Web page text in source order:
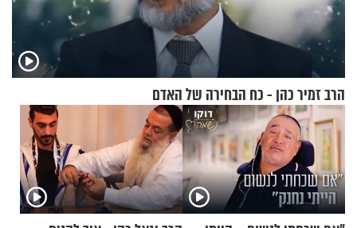
הרב זמיר כהן - כח הבחירה של האדם